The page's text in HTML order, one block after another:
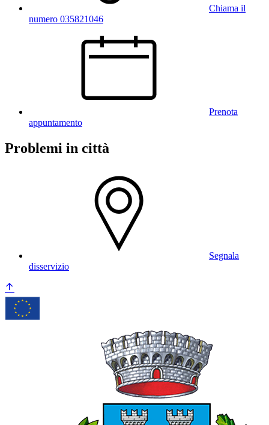
Chiama il
numero 035821046
Prenota
appuntamento
Problemi in città
Segnala
disservizio